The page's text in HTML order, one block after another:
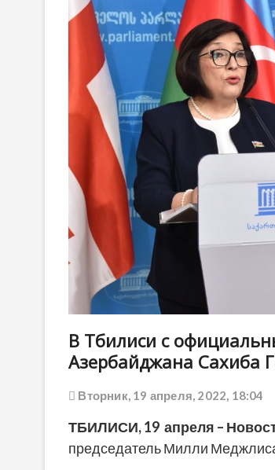
В Тбилиси с
Азербайджана Сахиба
Вторник, 19 апреля, 2022, 18:04
ТБИЛИСИ, 19 апреля –
председатель Милли